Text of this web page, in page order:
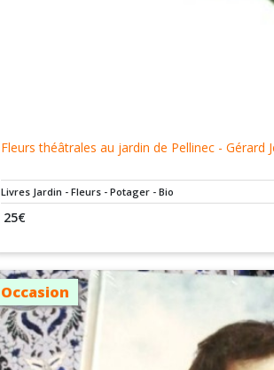
Fleurs théâtrales au jardin de Pellinec - Gérard
Livres Jardin - Fleurs - Potager - Bio
25€
Occasion